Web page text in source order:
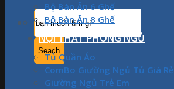
Bộ Bàn Ăn 6 Ghế
Bộ Bàn Ăn 8 Ghế
NỘI THẤT PHÒNG NGỦ
Tủ Quần Áo
ComBo Giường Ngủ Tủ Giá Rẻ
Giường Ngủ Trẻ Em